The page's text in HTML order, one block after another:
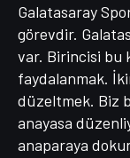
Galatasaray
görevdir.
var. Birincisi bu
faydalanmak.
düzeltmek. Biz
anayasa
anaparaya